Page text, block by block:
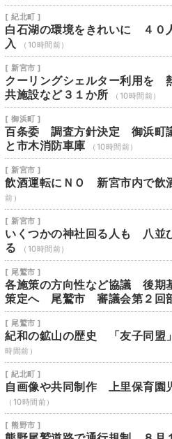
[ 紀北町 ]
白石湖の環境をきれいに ４０
入
（10時間前）
[ 新宮市 ]
クーリングシェルター利用を
共施設など３１か所
（10時間前）
[ 御浜町 ]
百条委 調査方針決定 御浜町
と市木消防車庫
（10時間前）
[ 新宮市 ]
飲酒運転にＮＯ 新宮市内で飲
前）
[ 新宮市 ]
いくつかの神社回る人も 八並
る
（10時間前）
[ 尾鷲市 ]
各施策の方向性など協議 後期
策定へ 尾鷲市 審議会第２回
[ 尾鷲市 ]
紀和の鉱山の歴史 「友子同盟
時間前）
[ 紀北町 ]
自画像や共同制作 上里保育園
（10時間前）
[ 熊野市 ]